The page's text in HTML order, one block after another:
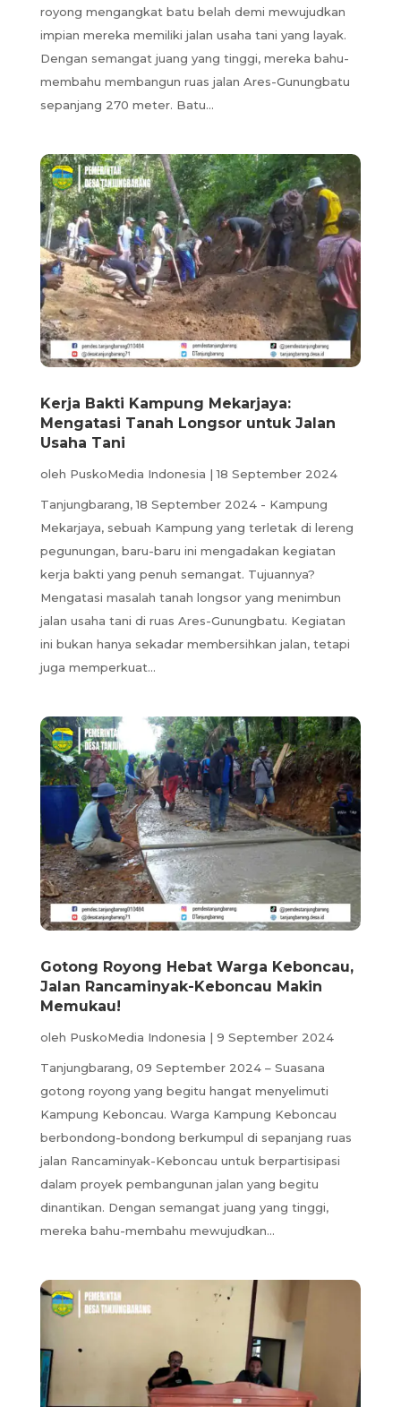
royong mengangkat batu belah demi mewujudkan
impian mereka memiliki jalan usaha tani yang layak.
Dengan semangat juang yang tinggi, mereka bahu-
membahu membangun ruas jalan Ares-Gunungbatu
sepanjang 270 meter. Batu...
Kerja Bakti Kampung Mekarjaya:
Mengatasi Tanah Longsor untuk Jalan
Usaha Tani
oleh PuskoMedia Indonesia |18 September 2024
Tanjungbarang, 18 September 2024 - Kampung
Mekarjaya, sebuah Kampung yang terletak di lereng
pegunungan, baru-baru ini mengadakan kegiatan
kerja bakti yang penuh semangat. Tujuannya?
Mengatasi masalah tanah longsor yang menimbun
jalan usaha tani di ruas Ares-Gunungbatu. Kegiatan
ini bukan hanya sekadar membersihkan jalan, tetapi
juga memperkuat...
Gotong Royong Hebat Warga Keboncau,
Jalan Rancaminyak-Keboncau Makin
Memukau!
oleh PuskoMedia Indonesia | 9 September 2024
Tanjungbarang, 09 September 2024 – Suasana
gotong royong yang begitu hangat menyelimuti
Kampung Keboncau. Warga Kampung Keboncau
berbondong-bondong berkumpul di sepanjang ruas
jalan Rancaminyak-Keboncau untuk berpartisipasi
dalam proyek pembangunan jalan yang begitu
dinantikan. Dengan semangat juang yang tinggi,
mereka bahu-membahu mewujudkan...